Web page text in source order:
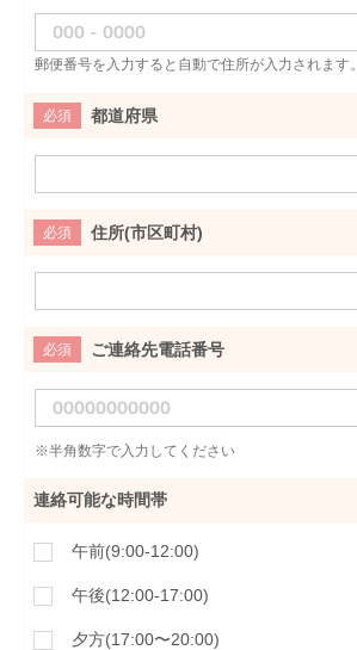
郵便番号を入力すると自動で住所が入力されます。
必須 都道府県
必須 住所(市区町村)
必須 ご連絡先電話番号
※半角数字で入力してください
連絡可能な時間帯
午前(9:00-12:00)
午後(12:00-17:00)
夕方(17:00〜20:00)